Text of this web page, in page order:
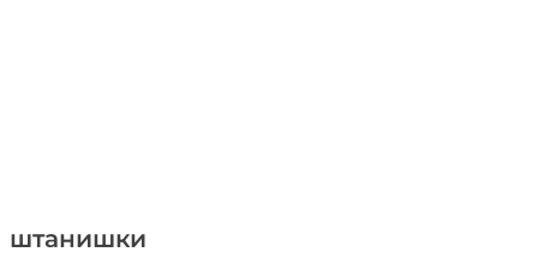
штанишки